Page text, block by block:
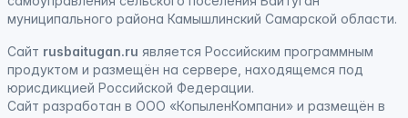
муниципального района Камышлинский Самарской области.
Сайт rusbaitugan.ru является Российским программным
продуктом и размещён на сервере, находящемся под
юрисдикцией Российской Федерации.
Сайт разработан в ООО «КопыленКомпани» и размещён в